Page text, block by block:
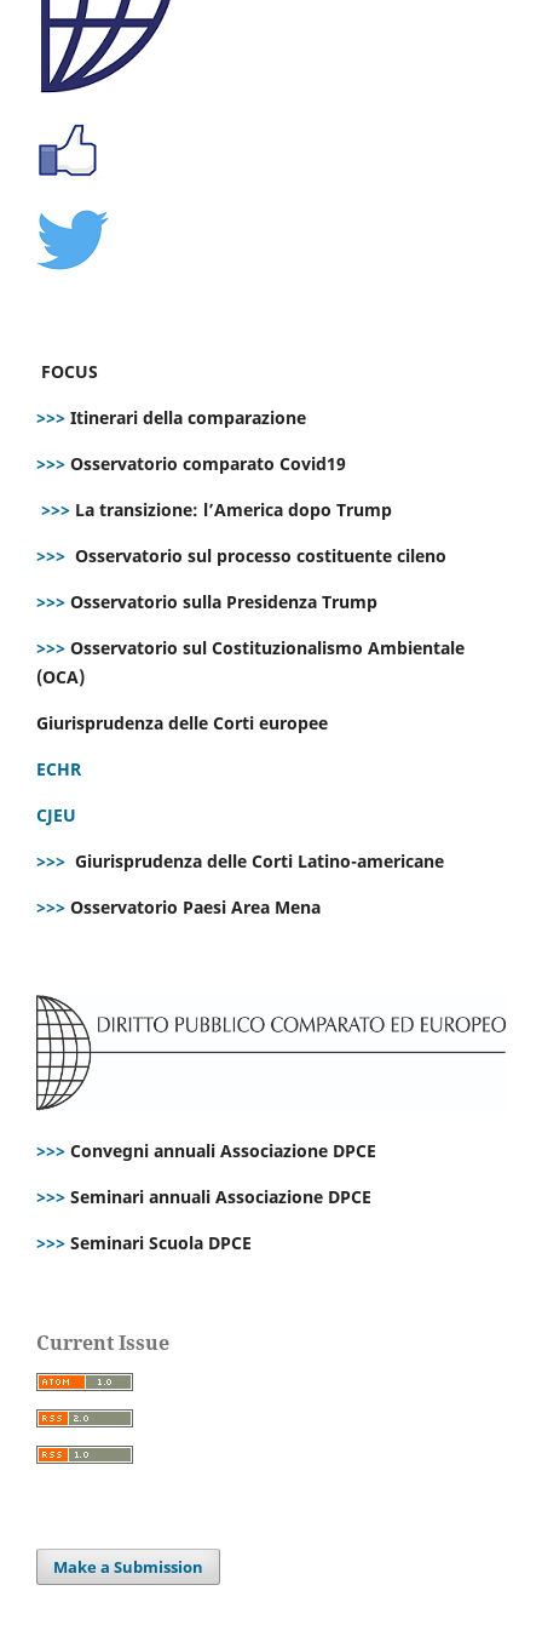
FOCUS
>>> Itinerari della comparazione
>>> Osservatorio comparato Covid19
>>> La transizione: l’America dopo Trump
>>> Osservatorio sul processo costituente cileno
>>> Osservatorio sulla Presidenza Trump
>>> Osservatorio sul Costituzionalismo Ambientale
(OCA)
Giurisprudenza delle Corti europee
ECHR
CJEU
>>> Giurisprudenza delle Corti Latino-americane
>>> Osservatorio Paesi Area Mena
>>> Convegni annuali Associazione DPCE
>>> Seminari annuali Associazione DPCE
>>> Seminari Scuola DPCE
Current Issue
Make a Submission